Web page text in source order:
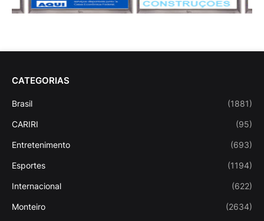
CATEGORIAS
Brasil (1881)
CARIRI (95)
Entretenimento (693)
Esportes (1194)
Internacional (622)
Monteiro (2634)